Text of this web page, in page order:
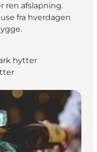
ren afslapning.
fra hverdagen
hytter